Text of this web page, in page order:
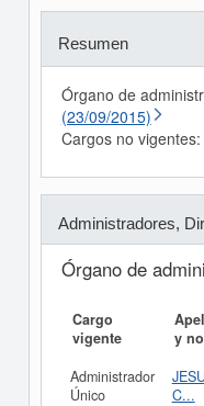
Resumen
Órgano de
(23/09/2015)
Cargos no vigentes:
Administradores,
Órgano de
Cargo
vigente
y
Administrador
Único
C...